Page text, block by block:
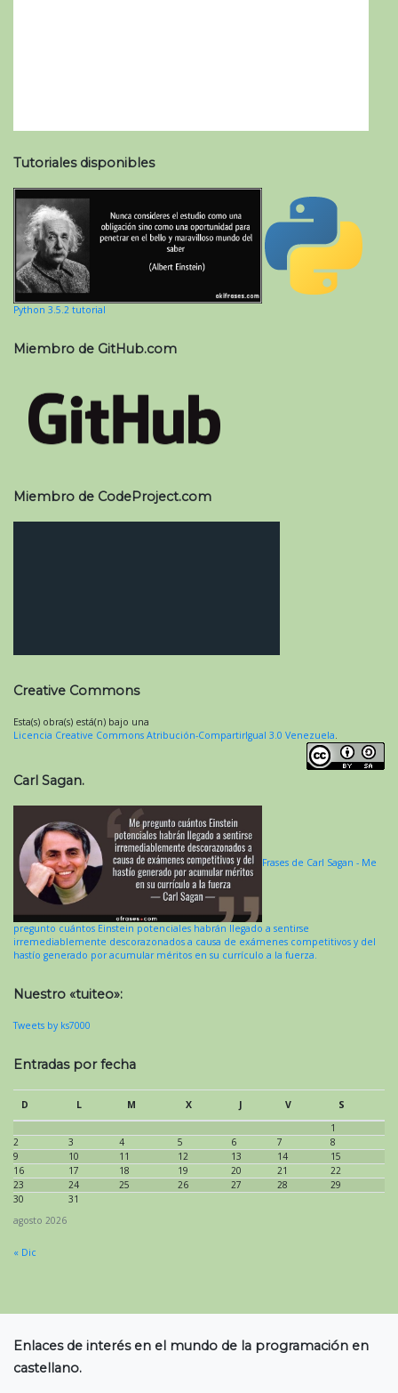
Tutoriales disponibles
Python 3.5.2 tutorial
Miembro de GitHub.com
Miembro de CodeProject.com
Creative Commons
Esta(s) obra(s) está(n) bajo una
Licencia Creative Commons Atribución-CompartirIgual 3.0 Venezuela
Carl Sagan.
Frases de Carl Sagan - Me
pregunto cuántos Einstein potenciales habrán llegado a sentirse
irremediablemente descorazonados a causa de exámenes competitivos y del
hastío generado por acumular méritos en su currículo a la fuerza.
Nuestro «tuiteo»:
Tweets by ks7000
Entradas por fecha
agosto 2026
D L M X J V
S
1
2
3 4 5 6 7
8
9
10 11 12 13 14
15
16
17 18 19 20 21
22
23
24 25 26 27 28
29
30
31
« Dic
Enlaces de interés en el mundo de la programación en
castellano.